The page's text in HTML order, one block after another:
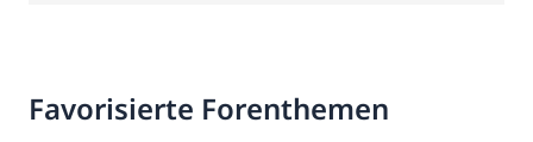
Favorisierte Forenthemen